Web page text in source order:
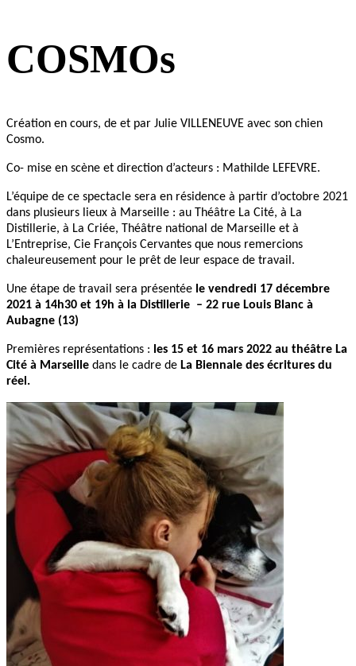
COSMOs
Création en cours, de et par Julie VILLENEUVE avec son chien
Cosmo.
Co- mise en scène et direction d’acteurs : Mathilde LEFEVRE.
L’équipe de ce spectacle sera en résidence à partir d’octobre 2021
dans plusieurs lieux à Marseille : au Théâtre La Cité, à La
Distillerie, à La Criée, Théâtre national de Marseille et à
L’Entreprise, Cie François Cervantes que nous remercions
chaleureusement pour le prêt de leur espace de travail.
Une étape de travail sera présentée le vendredi 17 décembre
2021 à 14h30 et 19h à la Distillerie – 22 rue Louis Blanc à
Aubagne (13)
Premières représentations : les 15 et 16 mars 2022 au théâtre La
Cité à Marseille dans le cadre de La Biennale des écritures du
réel.